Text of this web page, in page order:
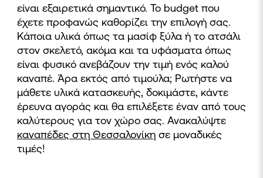
είναι εξαιρετικά σημαντικό. Το budget που
έχετε προφανώς καθορίζει την επιλογή σας.
Κάποια υλικά όπως τα μασίφ ξύλα ή το ατσάλι
στον σκελετό, ακόμα και τα υφάσματα όπως
είναι φυσικό ανεβάζουν την τιμή ενός καλού
καναπέ. Άρα εκτός από τιμούλα; Ρωτήστε να
μάθετε υλικά κατασκευής, δοκιμάστε, κάντε
έρευνα αγοράς και θα επιλέξετε έναν από τους
καλύτερους για τον χώρο σας. Ανακαλύψτε
καναπέδες στη Θεσσαλονίκη σε μοναδικές
τιμές!